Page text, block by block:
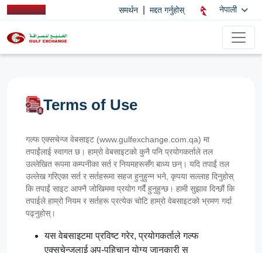
समर्थन मद्दत गर्नुहोस् नेपाली
Terms of Use
गल्फ एक्सचेन्ज वेबसाइट (www.gulfexchange.com.qa) मा
तपाईंलाई स्वागत छ। हाम्रो वेबसाइटको कुनै पनि प्रयोगकर्ताले तल
उल्लेखित रूपमा कम्पनीका सर्त र नियमहरूसँग बाध्य छन्। यदि तपाईं तल
उल्लेख गरिएका सर्त र सर्तहरूमा सहज हुनुहुन्न भने, कृपया सल्लाह दिनुहोस्
कि तपाईं साइट आफ्नै जोखिममा प्रयोग गर्दै हुनुहुन्छ। हामी सुझाव दिन्छौं कि
तपाईले हाम्रो नियम र सर्तहरू प्रत्येक चोटि हाम्रो वेबसाइटको भ्रमण गर्दा
पढ्नुहोस्।
यस वेबसाइटमा प्रविष्ट गरेर, प्रयोगकर्ताले गल्फ
एक्सचेन्जलाई अप-पहिचान योग्य जानकारी स